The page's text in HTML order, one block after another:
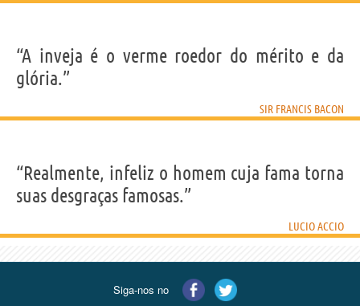
“A inveja é o verme roedor do mérito e da
glória.”
SIR FRANCIS BACON
“Realmente, infeliz o homem cuja fama torna
suas desgraças famosas.”
LUCIO ACCIO
Siga-nos no